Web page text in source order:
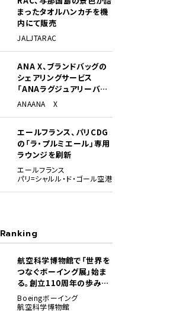
まったタオルハンカチを機
内にて販売
JALJTARAC
ANA X、ブランドバッグの
シェアリングサービス
「ANAラグジュアリーバッ
グ」開始
ANAANA X
エールフランス、パリCDG
の「ラ・プルミエール」専用
ラウンジを刷新
エールフランス
パリ=シャルル・ド・ゴール空港
Ranking
航空科学博物館で「世界を
つなぐボーイング展」始ま
る。創立110周年の歩みを
貴重な資料でたどる
Boeingボーイング
航空科学博物館